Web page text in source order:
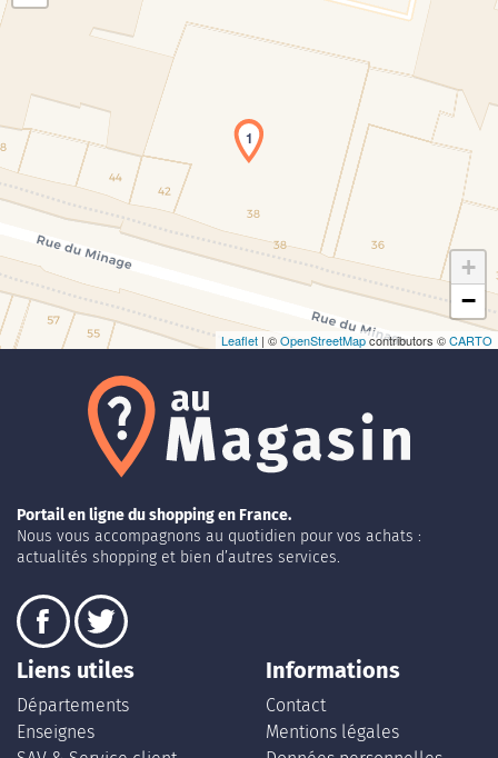
Chargement de la carte en cours...
1
+
−
Leaflet | ©OpenStreetMapcontributors ©CARTO
Portail en ligne du shopping en France.
Nous vous accompagnons au quotidien pour vos achats :
actualités shopping et bien d’autres services.
Liens utiles
Départements
Enseignes
Informations
Contact
Mentions légales